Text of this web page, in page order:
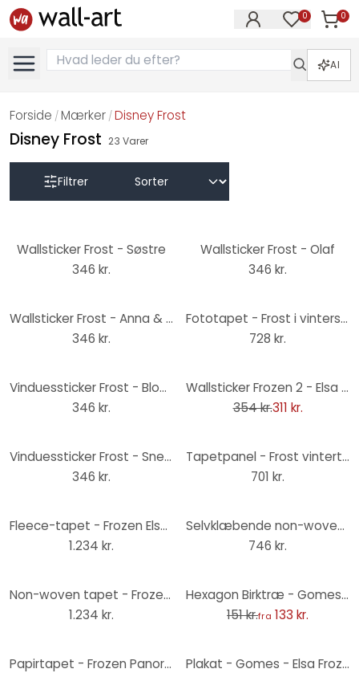
0 0
Varer
AI
Forside / Mærker /Disney Frost
Disney Frost 23 Varer
Filtrer
Wallsticker Frost - Søstre
346 kr.
Wallsticker Frost - Olaf
346 kr.
Wallsticker Frost - Anna & Elsa, 15 dele
346 kr.
Fototapet - Frost i vinterskoven
728 kr.
Vinduessticker Frost - Blomster
346 kr.
Wallsticker Frozen 2 - Elsa i vandfarver
354 kr.311 kr.
Vinduessticker Frost - Snefnug
346 kr.
Tapetpanel - Frost vintertåge
701 kr.
Fleece-tapet - Frozen Elsa's Magic - 200 x 280 cm
1.234 kr.
Selvklæbende non-woven tapet - Frozen 2 Winter is coming - 125 x 125 cm
746 kr.
Non-woven tapet - Frozen Abstract Arendelle - 200 x 280 cm
1.234 kr.
Hexagon Birktræ - Gomes - Elsa Frost legetøj
151 kr.fra 133 kr.
Papirtapet - Frozen Panorama - 368 x 127 cm
Plakat - Gomes - Elsa Frozen legetøj